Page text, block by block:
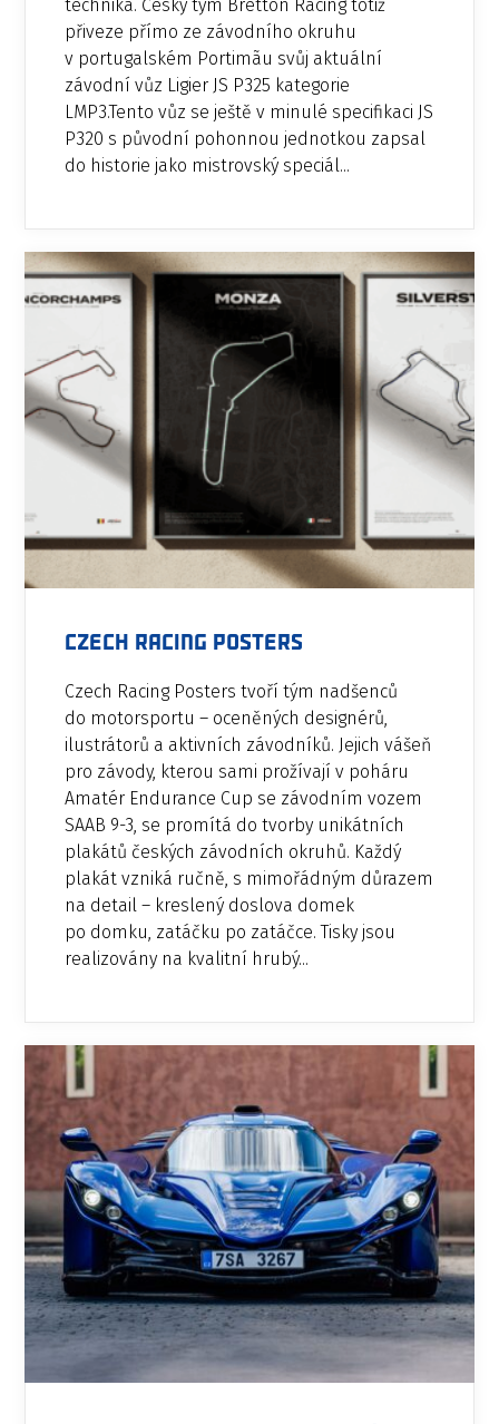
technika. Český tým Bretton Racing totiž
přiveze přímo ze závodního okruhu
v portugalském Portimãu svůj aktuální
závodní vůz Ligier JS P325 kategorie
LMP3.Tento vůz se ještě v minulé specifikaci JS
P320 s původní pohonnou jednotkou zapsal
do historie jako mistrovský speciál...
Czech Racing Posters
Czech Racing Posters tvoří tým nadšenců
do motorsportu – oceněných designérů,
ilustrátorů a aktivních závodníků. Jejich vášeň
pro závody, kterou sami prožívají v poháru
Amatér Endurance Cup se závodním vozem
SAAB 9-3, se promítá do tvorby unikátních
plakátů českých závodních okruhů. Každý
plakát vzniká ručně, s mimořádným důrazem
na detail – kreslený doslova domek
po domku, zatáčku po zatáčce. Tisky jsou
realizovány na kvalitní hrubý...